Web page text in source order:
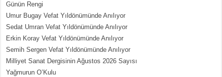
MEHMET ÇOBAN
İçerdeki Put Dışardaki Maskeler...
Günün Rengi
Umur Bugay Vefat Yıldönümünde Anılıyor
Sedat Umran Vefat Yıldönümünde Anılıyor
Erkin Koray Vefat Yıldönümünde Anılıyor
Semih Sergen Vefat Yıldönümünde Anılıyor
Milliyet Sanat Dergisinin Ağustos 2026 Sayısı
Yağmurun O’Kulu